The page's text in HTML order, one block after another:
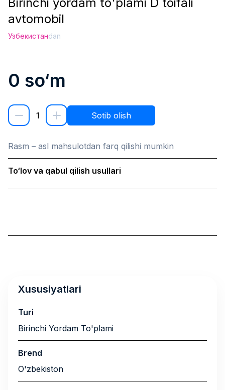
avtomobil
Узбекистанdan
0 so‘m
1 Sotib olish
Rasm – asl mahsulotdan farq qilishi mumkin
To‘lov va qabul qilish usullari
Xususiyatlari
Turi
Birinchi Yordam To'plami
Brend
O'zbekiston